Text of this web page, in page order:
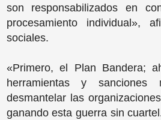
son responsabilizados en
procesamiento individual»,
sociales.
«Primero, el Plan Bandera;
herramientas y sanciones
desmantelar las
ganando esta guerra sin